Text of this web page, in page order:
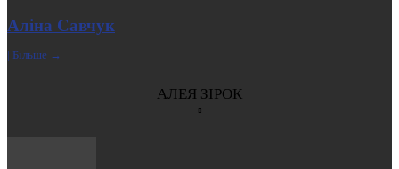
Аліна Савчук
| Більше →
АЛЕЯ ЗІРОК